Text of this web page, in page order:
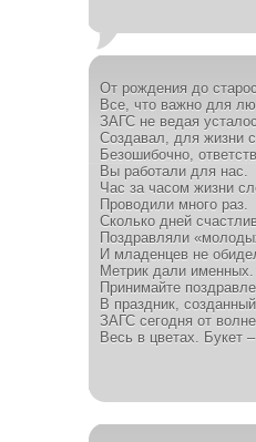
От рождения до
Все, что важно для
ЗАГС не ведая
Создавал, для жизни
Безошибочно,
Вы работали для нас.
Час за часом жизни
Проводили много раз.
Сколько дней
Поздравляли
И младенцев не
Метрик дали именных.
Принимайте
В праздник,
ЗАГС сегодня от
Весь в цветах. Букет